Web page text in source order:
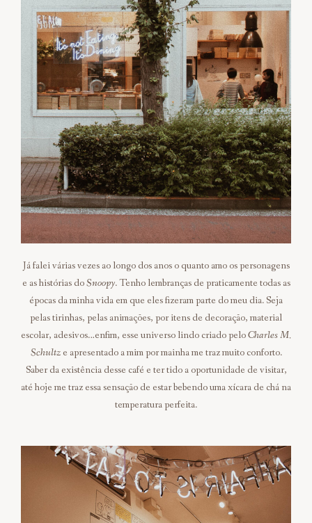
Já falei várias vezes ao longo dos anos o quanto amo os personagens
e as histórias doSnoopy. Tenho lembranças de praticamente todas as
épocas da minha vida em que eles fizeram parte do meu dia. Seja
pelas tirinhas, pelas animações, por itens de decoração, material
escolar, adesivos…enfim, esse universo lindo criado peloCharles M.
Schultze apresentado a mim por mainha me traz muito conforto.
Saber da existência desse café e ter tido a oportunidade de visitar,
até hoje me traz essa sensação de estar bebendo uma xícara de chá na
temperatura perfeita.